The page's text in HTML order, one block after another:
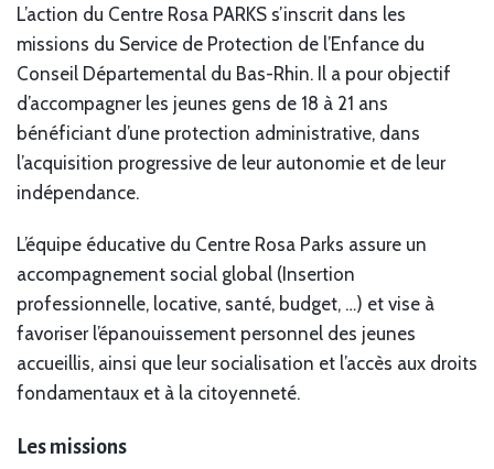
L’action du Centre Rosa PARKS s’inscrit dans les
missions du Service de Protection de l’Enfance du
Conseil Départemental du Bas-Rhin. Il a pour objectif
d’accompagner les jeunes gens de 18 à 21 ans
bénéficiant d’une protection administrative, dans
l’acquisition progressive de leur autonomie et de leur
indépendance.
L’équipe éducative du Centre Rosa Parks assure un
accompagnement social global (Insertion
professionnelle, locative, santé, budget, …) et vise à
favoriser l’épanouissement personnel des jeunes
accueillis, ainsi que leur socialisation et l’accès aux droits
fondamentaux et à la citoyenneté.
Les missions